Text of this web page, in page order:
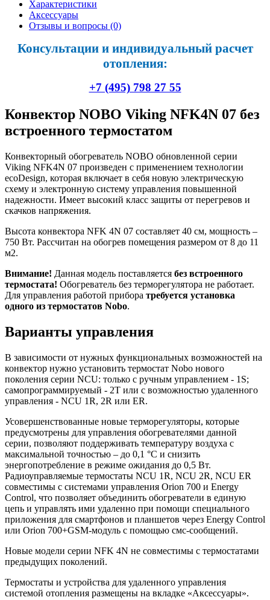
Характеристики
Аксессуары
Отзывы и вопросы (0)
Консультации и индивидуальный расчет
отопления:
+7 (495) 798 27 55
Конвектор NOBO Viking NFK4N 07 без
встроенного термостатом
Конвекторный обогреватель NOBO обновленной серии
Viking NFK4N 07 произведен с применением технологии
ecoDesign, которая включает в себя новую электрическую
схему и электронную систему управления повышенной
надежности. Имеет высокий класс защиты от перегревов и
скачков напряжения.
Высота конвектора NFK 4N 07 составляет 40 см, мощность –
750 Вт. Рассчитан на обогрев помещения размером от 8 до 11
м2.
Внимание! Данная модель поставляется без встроенного
термостата! Обогреватель без терморегулятора не работает.
Для управления работой прибора требуется установка
одного из термостатов Nobo.
Варианты управления
В зависимости от нужных функциональных возможностей на
конвектор нужно установить термостат Nobo нового
поколения серии NCU: только с ручным управлением - 1S;
самопрограммируемый - 2Т или с возможностью удаленного
управления - NCU 1R, 2R или ER.
Усовершенствованные новые терморегуляторы, которые
предусмотрены для управления обогревателями данной
серии, позволяют поддерживать температуру воздуха с
максимальной точностью – до 0,1 °C и снизить
энергопотребление в режиме ожидания до 0,5 Вт.
Радиоуправляемые термостаты NCU 1R, NCU 2R, NCU ER
совместимы с системами управления Orion 700 и Energy
Control, что позволяет объединить обогреватели в единую
цепь и управлять ими удаленно при помощи специального
приложения для смартфонов и планшетов через Energy Control
или Orion 700+GSM-модуль с помощью смс-сообщений.
Новые модели серии NFK 4N не совместимы с термостатами
предыдущих поколений.
Термостаты и устройства для удаленного управления
системой отопления размещены на вкладке «Аксессуары».